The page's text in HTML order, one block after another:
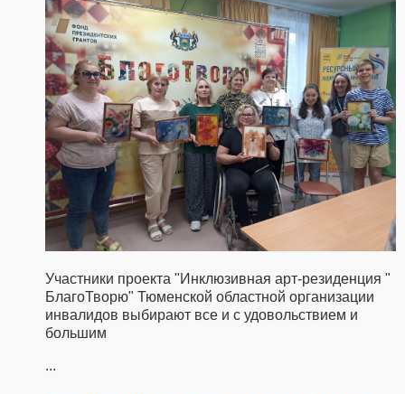
Участники проекта "Инклюзивная арт-резиденция "
БлагоТворю" Тюменской областной организации
инвалидов выбирают все и с удовольствием и
большим
...